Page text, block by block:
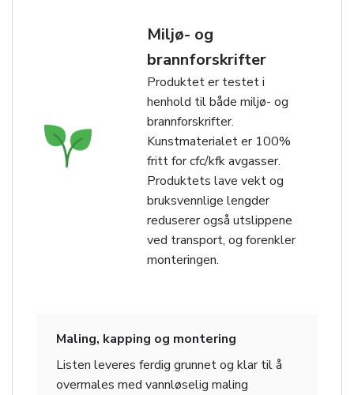
Miljø- og
brannforskrifter
Produktet er testet i
henhold til både miljø- og
brannforskrifter.
Kunstmaterialet er 100%
fritt for cfc/kfk avgasser.
Produktets lave vekt og
bruksvennlige lengder
reduserer også utslippene
ved transport, og forenkler
monteringen.
Maling, kapping og montering
Listen leveres ferdig grunnet og klar til å
overmales med vannløselig maling